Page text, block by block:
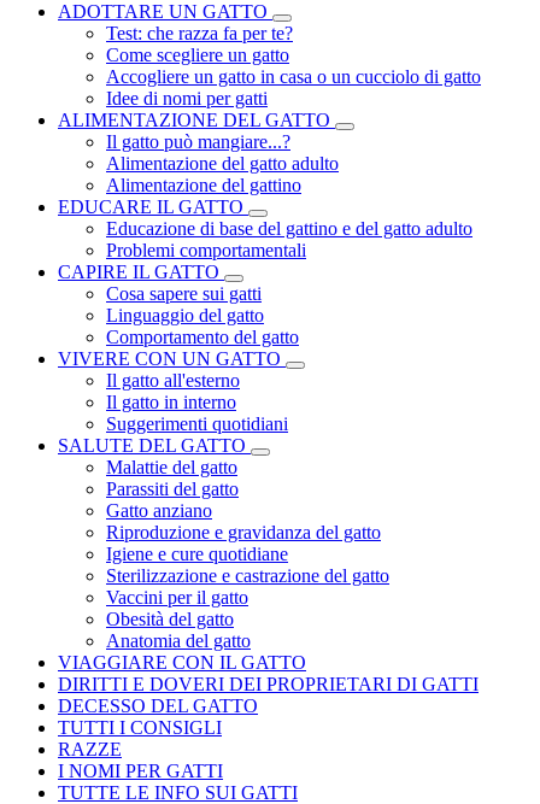
ADOTTARE UN GATTO
Test: che razza fa per te?
Come scegliere un gatto
Accogliere un gatto in casa o un cucciolo di gatto
Idee di nomi per gatti
ALIMENTAZIONE DEL GATTO
Il gatto può mangiare...?
Alimentazione del gatto adulto
Alimentazione del gattino
EDUCARE IL GATTO
Educazione di base del gattino e del gatto adulto
Problemi comportamentali
CAPIRE IL GATTO
Cosa sapere sui gatti
Linguaggio del gatto
Comportamento del gatto
VIVERE CON UN GATTO
Il gatto all'esterno
Il gatto in interno
Suggerimenti quotidiani
SALUTE DEL GATTO
Malattie del gatto
Parassiti del gatto
Gatto anziano
Riproduzione e gravidanza del gatto
Igiene e cure quotidiane
Sterilizzazione e castrazione del gatto
Vaccini per il gatto
Obesità del gatto
Anatomia del gatto
VIAGGIARE CON IL GATTO
DIRITTI E DOVERI DEI PROPRIETARI DI GATTI
DECESSO DEL GATTO
TUTTI I CONSIGLI
RAZZE
I NOMI PER GATTI
TUTTE LE INFO SUI GATTI